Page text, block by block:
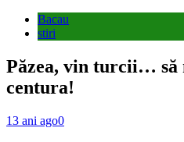
Bacau
stiri
Păzea, vin turcii… să
centura!
13 ani ago0